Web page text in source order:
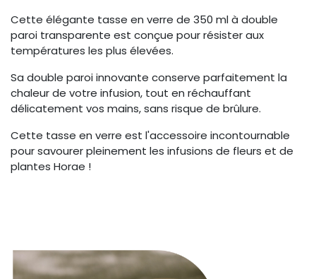
Cette élégante tasse en verre de 350 ml à double
paroi transparente est conçue pour résister aux
températures les plus élevées.
Sa double paroi innovante conserve parfaitement la
chaleur de votre infusion, tout en réchauffant
délicatement vos mains, sans risque de brûlure.
Cette tasse en verre est l'accessoire incontournable
pour savourer pleinement les infusions de fleurs et de
plantes Horae !